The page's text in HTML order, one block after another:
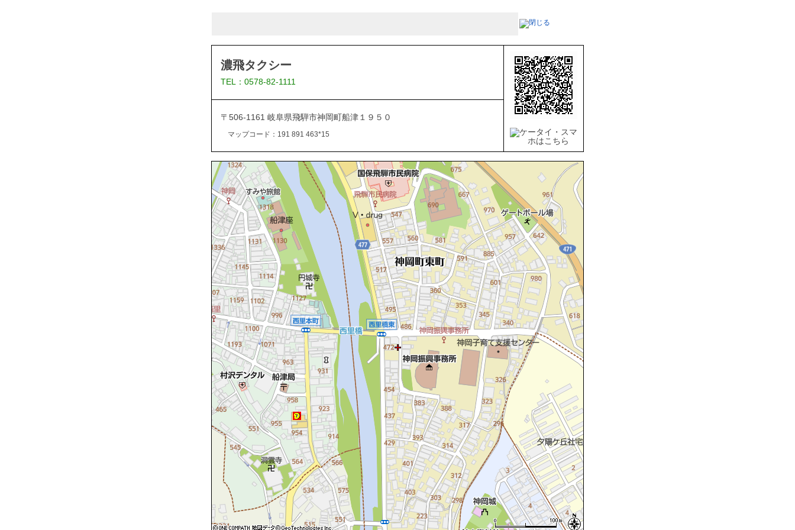
濃飛タクシー
TEL：0578-82-1111
〒506-1161 岐阜県飛騨市神岡町船津１９５０
マップコード：191 891 463*15